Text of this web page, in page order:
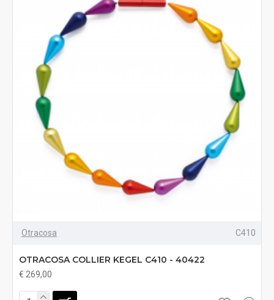
Otracosa C410
OTRACOSA COLLIER KEGEL C410 - 40422
€ 269,00